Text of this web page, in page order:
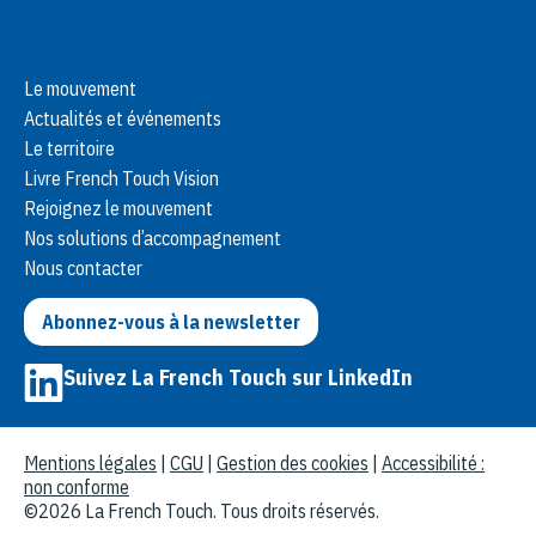
Le mouvement
Actualités et événements
Le territoire
Livre French Touch Vision
Rejoignez le mouvement
Nos solutions d’accompagnement
Nous contacter
Abonnez-vous à la newsletter
Suivez La French Touch sur LinkedIn
Mentions légales | CGU | Gestion des cookies | Accessibilité :
non conforme
©2026 La French Touch. Tous droits réservés.